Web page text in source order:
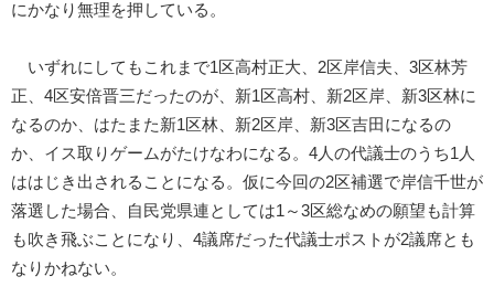
にかなり無理を押している。
いずれにしてもこれまで1区高村正大、2区岸信夫、3区林芳
正、4区安倍晋三だったのが、新1区高村、新2区岸、新3区林に
なるのか、はたまた新1区林、新2区岸、新3区吉田になるの
か、イス取りゲームがたけなわになる。4人の代議士のうち1人
ははじき出されることになる。仮に今回の2区補選で岸信千世が
落選した場合、自民党県連としては1～3区総なめの願望も計算
も吹き飛ぶことになり、4議席だった代議士ポストが2議席とも
なりかねない。